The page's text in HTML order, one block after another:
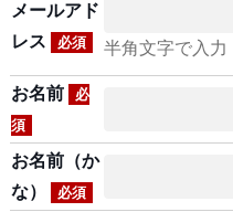
メールアド
レス
必須 半角文字で入力
お名前
必
須
お名前（か
な）
必須